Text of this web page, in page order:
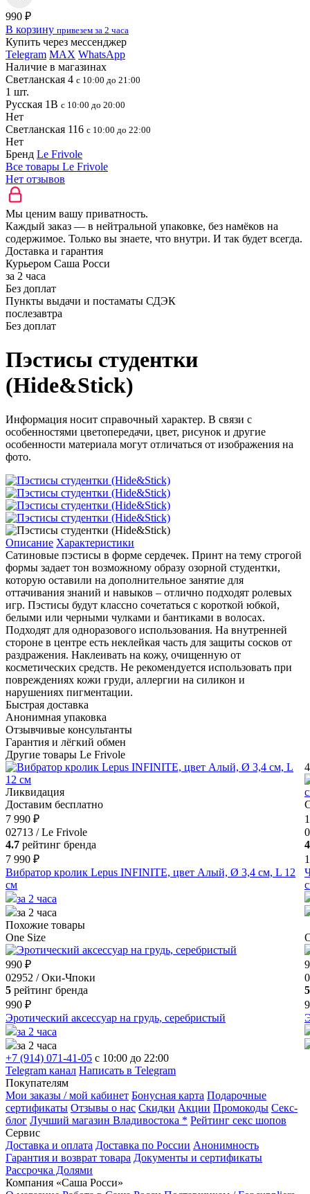
990 ₽
В корзину привезем за 2 часа
Купить через мессенджер
Telegram MAX WhatsApp
Наличие в магазинах
Светланская 4 с 10:00 до 21:00
1 шт.
Русская 1В с 10:00 до 20:00
Нет
Светланская 116 с 10:00 до 22:00
Нет
Бренд Le Frivole
Все товары Le Frivole
Нет отзывов
Мы ценим вашу приватность.
Каждый заказ — в нейтральной упаковке, без намёков на
содержимое. Только вы знаете, что внутри. И так будет всегда.
Доставка и гарантия
Курьером Саша Росси
за 2 часа
Без доплат
Пункты выдачи и постаматы СДЭК
послезавтра
Без доплат
Пэстисы студентки
(Hide&Stick)
Информация носит справочный характер. В связи с
особенностями цветопередачи, цвет, рисунок и другие
особенности материала могут отличаться от изображения на
фото.
Описание Характеристики
Сатиновые пэстисы в форме сердечек. Принт на тему строгой
формы задает тон возможному образу озорной студентки,
которую оставили на дополнительное занятие для
оттачивания знаний и навыков – отлично подходят ролевых
игр. Пэстисы будут классно сочетаться с короткой юбкой,
белыми или черными чулками и бантиками в волосах.
Подходят для одноразового использования. На внутренней
стороне в центре есть неклейкая часть для защиты сосков от
раздражения. Наклеивать на кожу, очищенную от
косметических средств. Не рекомендуется использовать при
повреждениях кожи груди, аллергии на силикон и
нарушениях пигментации.
Быстрая доставка
Анонимная упаковка
Отзывчивые консультанты
Гарантия и лёгкий обмен
Другие товары Le Frivole
Ликвидация
Доставим бесплатно
7 990 ₽
02713 / Le Frivole
4.7 рейтинг бренда
7 990 ₽
Вибратор кролик Lepus INFINITE, цвет Алый, Ø 3,4 см, L 12
см
за 2 часа
за 2 часа
Похожие товары
One Size
990 ₽
02952 / Оки-Чпоки
5 рейтинг бренда
990 ₽
Эротический аксессуар на грудь, серебристый
за 2 часа
за 2 часа
5
+7 (914) 071-41-05 c 10:00 до 22:00
Telegram канал Написать в Telegram
Покупателям
Мои заказы / мой кабинет Бонусная карта Подарочные
сертификаты Отзывы о нас Скидки Акции Промокоды Секс-
блог Лучший магазин Владивостока * Рейтинг секс шопов
Сервис
Доставка и оплата Доставка по России Анонимность
Гарантия и возврат товара Документы и сертификаты
Рассрочка Долями
Компания «Саша Росси»